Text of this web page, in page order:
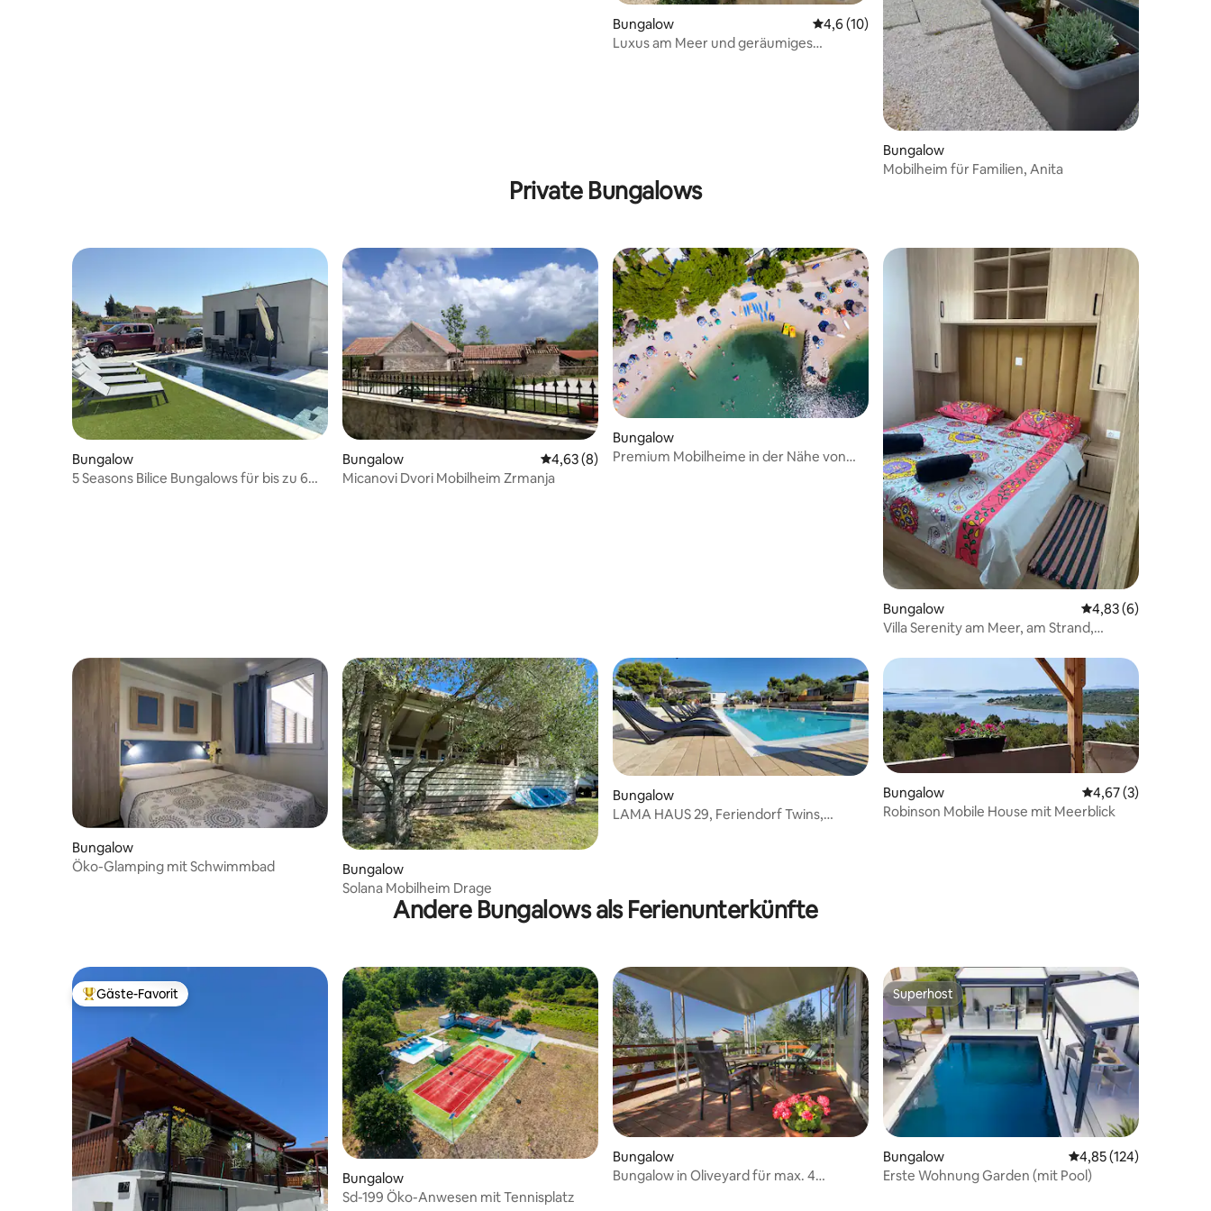
Bungalow
Durchschnittliche Bewertung: 4,6 von 5, 10 Bewertungen
4,6 (10)
Luxus am Meer und geräumiges
Bungalow
Mobilheim für Familien, Anita
Private Bungalows
Bungalow
5 Seasons Bilice Bungalows für bis zu 6
Bungalow Durchschnittliche Bewertung: 4,63 von 5, 8 Bewertungen
4,63 (8)
Micanovi Dvori Mobilheim Zrmanja
Bungalow
Premium Mobilheime in der Nähe von
Bungalow Durchschnittliche
4,83 (6)
Villa Serenity am Meer, am Strand,
Bungalow
Öko-Glamping mit Schwimmbad
Bungalow
Solana Mobilheim Drage
Bungalow
LAMA HAUS 29, Feriendorf Twins,
Bungalow Durchschnittliche
4,67 (3)
Robinson Mobile House mit Meerblick
Andere Bungalows als Ferienunterkünfte
Beliebter Gäste-Favorit.
Gäste-Favorit
Bungalow
Sd-199 Öko-Anwesen mit Tennisplatz
Bungalow
Bungalow in Oliveyard für max. 4
Superhost
Superhost
Bungalow Durchschnittliche
4,85 (124)
Erste Wohnung Garden (mit Pool)